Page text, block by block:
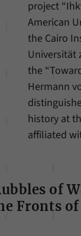
project
American
the Cairo
Universität
the
Hermann
history at
affiliated
of
Fronts